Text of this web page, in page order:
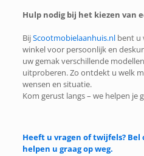
Hulp nodig bij het kiezen van
BijScootmobielaanhuis.nlbent u
winkel voor persoonlijk en
uw gemak verschillende
uitproberen. Zo ontdekt u welk
wensen en situatie.
Kom gerust langs – we helpen je
Heeft u vragen of twijfels? Bel
helpen u graag op weg.